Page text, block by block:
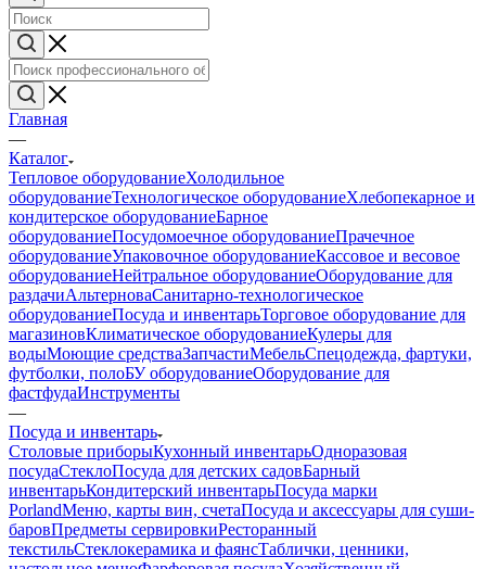
Главная
—
Каталог
Тепловое оборудованиеХолодильное
оборудованиеТехнологическое оборудованиеХлебопекарное и
кондитерское оборудованиеБарное
оборудованиеПосудомоечное оборудованиеПрачечное
оборудованиеУпаковочное оборудованиеКассовое и весовое
оборудованиеНейтральное оборудованиеОборудование для
раздачиАльтерноваСанитарно-технологическое
оборудованиеПосуда и инвентарьТорговое оборудование для
магазиновКлиматическое оборудованиеКулеры для
водыМоющие средстваЗапчастиМебельСпецодежда, фартуки,
футболки, полоБУ оборудованиеОборудование для
фастфудаИнструменты
—
Посуда и инвентарь
Столовые приборыКухонный инвентарьОдноразовая
посудаСтеклоПосуда для детских садовБарный
инвентарьКондитерский инвентарьПосуда марки
PorlandМеню, карты вин, счетаПосуда и аксессуары для суши-
баровПредметы сервировкиРесторанный
текстильСтеклокерамика и фаянсТаблички, ценники,